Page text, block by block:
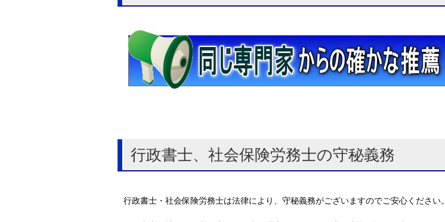
行政書士、社会保険労務士の守秘義務
行政書士・社会保険労務士は法律により、守秘義務がございますのでご安心ください。